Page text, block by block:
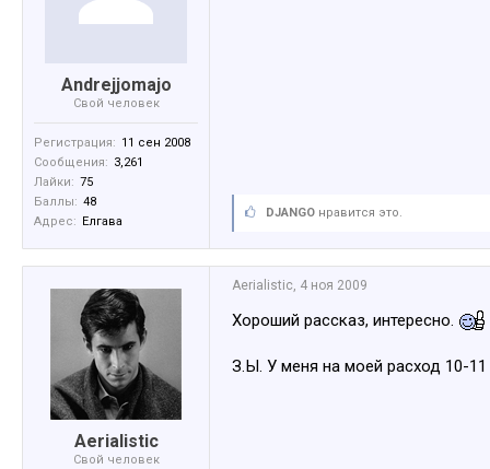
Andrejjomajo
Свой человек
Регистрация: 11 сен 2008
Сообщения: 3,261
Лайки: 75
Баллы: 48
Адрес:
Елгава
DJANGO нравится это.
Aerialistic
Свой человек
Aerialistic, 4 ноя 2009
Хороший рассказ, интересно.
З.Ы. У меня на моей расход 10-11